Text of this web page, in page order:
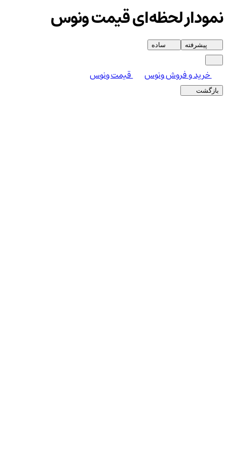
نمودار لحظه‌ای قیمت ونوس
پیشرفته ساده
خرید و فروش ونوس قیمت ونوس
بازگشت